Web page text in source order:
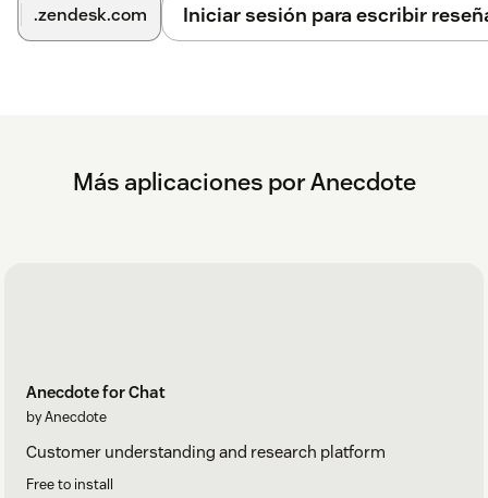
.zendesk.com Iniciar sesión para escribir
Más aplicaciones por Anecdote
Anecdote for Chat
by Anecdote
Customer understanding and research platform
Free to install